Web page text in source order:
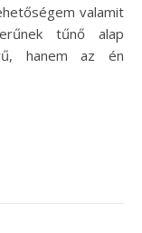
valamit
tűnő alap
hanem az én